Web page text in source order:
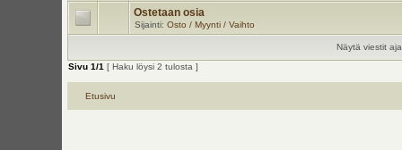
Ostetaan osia
Sijainti: Osto / Myynti / Vaihto
Näytä viestit
Sivu 1/1 [ Haku löysi 2 tulosta ]
Etusivu